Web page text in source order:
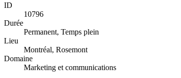
ID
10796
Durée
Permanent, Temps plein
Lieu
Montréal, Rosemont
Domaine
Marketing et communications